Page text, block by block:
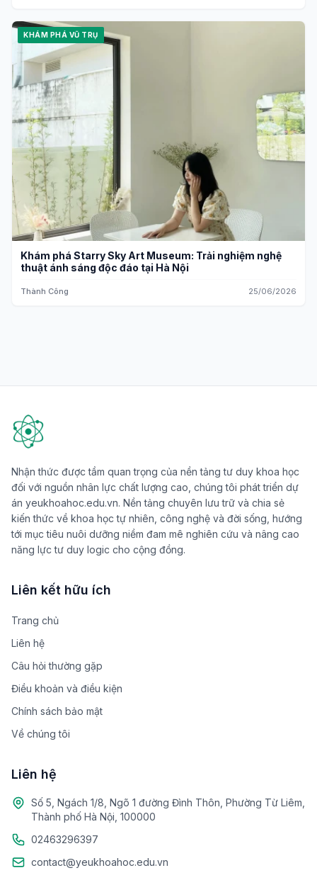
KHÁM PHÁ VŨ TRỤ
Khám phá Starry Sky Art Museum: Trải nghiệm nghệ
thuật ánh sáng độc đáo tại Hà Nội
Thành Công 25/06/2026
Nhận thức được tầm quan trọng của nền tảng tư duy khoa học
đối với nguồn nhân lực chất lượng cao, chúng tôi phát triển dự
án yeukhoahoc.edu.vn. Nền tảng chuyên lưu trữ và chia sẻ
kiến thức về khoa học tự nhiên, công nghệ và đời sống, hướng
tới mục tiêu nuôi dưỡng niềm đam mê nghiên cứu và nâng cao
năng lực tư duy logic cho cộng đồng.
Liên kết hữu ích
Trang chủ
Liên hệ
Câu hỏi thường gặp
Điều khoản và điều kiện
Chính sách bảo mật
Về chúng tôi
Liên hệ
Số 5, Ngách 1/8, Ngõ 1 đường Đình Thôn, Phường Từ Liêm,
Thành phố Hà Nội, 100000
02463296397
contact@yeukhoahoc.edu.vn